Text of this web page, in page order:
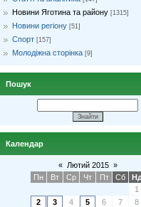
Новини Яготина та району [1315]
Новини регіону [51]
Спорт [157]
Молодіжна сторінка [9]
Пошук
Календар
« Лютий 2015 »
Пн
Вт Ср Чт Пт Сб
Нд
1
2
3 4 5 6 7
8